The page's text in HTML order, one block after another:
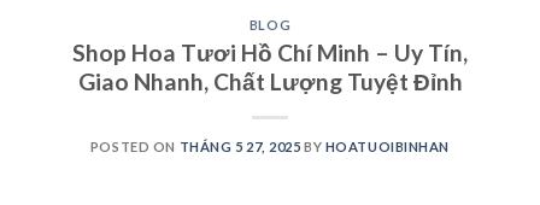
BLOG
Shop Hoa Tươi Hồ Chí Minh – Uy Tín,
Giao Nhanh, Chất Lượng Tuyệt Đỉnh
POSTED ON THÁNG 5 27, 2025 BY HOATUOIBINHAN